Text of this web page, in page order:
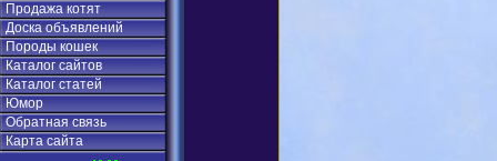
Продажа котят
Доска объявлений
Породы кошек
Каталог сайтов
Каталог статей
Юмор
Обратная связь
Карта сайта